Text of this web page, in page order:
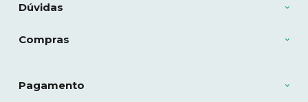
Dúvidas
Compras
Pagamento